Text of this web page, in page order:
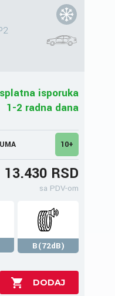
isporuka
1-2 radna dana
10+
13.430 RSD
sa PDV-om
B(72dB)